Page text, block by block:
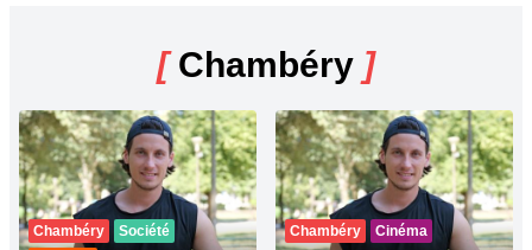
[Chambéry ]
Chambéry
Société
Chambéry Cinéma